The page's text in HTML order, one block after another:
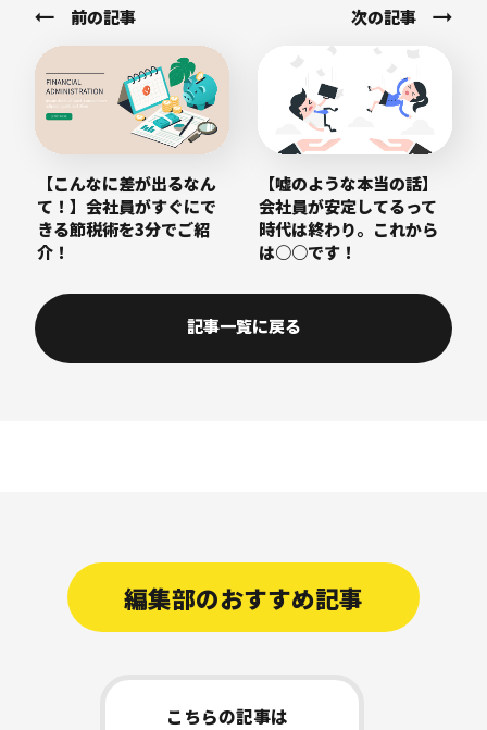
前の記事
【こんなに差が出るなん
て！】会社員がすぐにで
きる節税術を3分でご紹
介！
次の記事
【嘘のような本当の話】
会社員が安定してるって
時代は終わり。これから
は○○です！
記事一覧に戻る
こちらの記事は
編集部のおすすめ記事